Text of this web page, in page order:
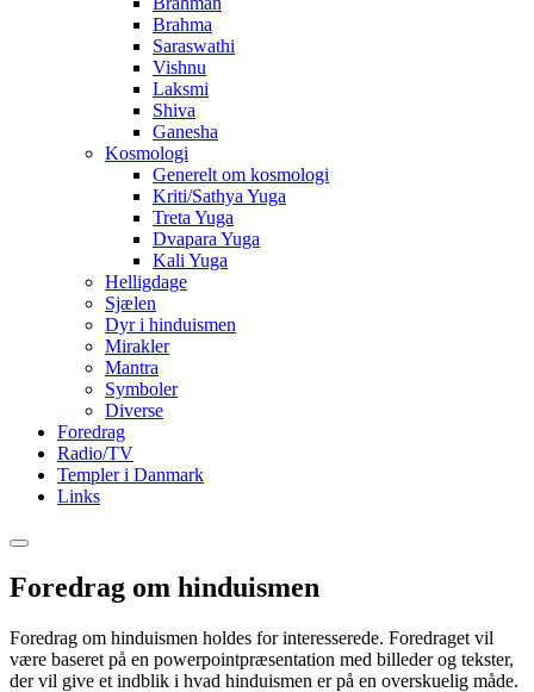
Brahma
Saraswathi
Vishnu
Laksmi
Shiva
Ganesha
Kosmologi
Generelt om kosmologi
Kriti/Sathya Yuga
Treta Yuga
Dvapara Yuga
Kali Yuga
Helligdage
Sjælen
Dyr i hinduismen
Mirakler
Mantra
Symboler
Diverse
Foredrag
Radio/TV
Templer i Danmark
Links
Foredrag om hinduismen
Foredrag om hinduismen holdes for interesserede. Foredraget vil
være baseret på en powerpointpræsentation med billeder og tekster,
der vil give et indblik i hvad hinduismen er på en overskuelig måde.